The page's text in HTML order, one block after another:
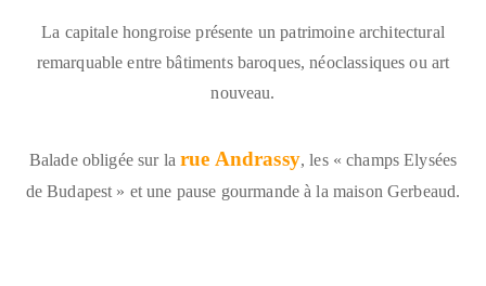
La capitale hongroise présente un patrimoine architectural
remarquable entre bâtiments baroques, néoclassiques ou art
nouveau.
Balade obligée sur la rue Andrassy, les « champs Elysées
de Budapest » et une pause gourmande à la maison Gerbeaud.